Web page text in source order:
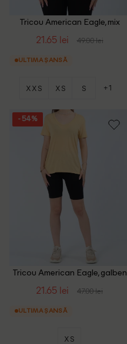
Tricou American Eagle, mix
21.65 lei 49.00 lei
ULTIMA ȘANSĂ
XXS XS S +1
- 54%
Tricou American Eagle, galben
21.65 lei 47.00 lei
ULTIMA ȘANSĂ
XS